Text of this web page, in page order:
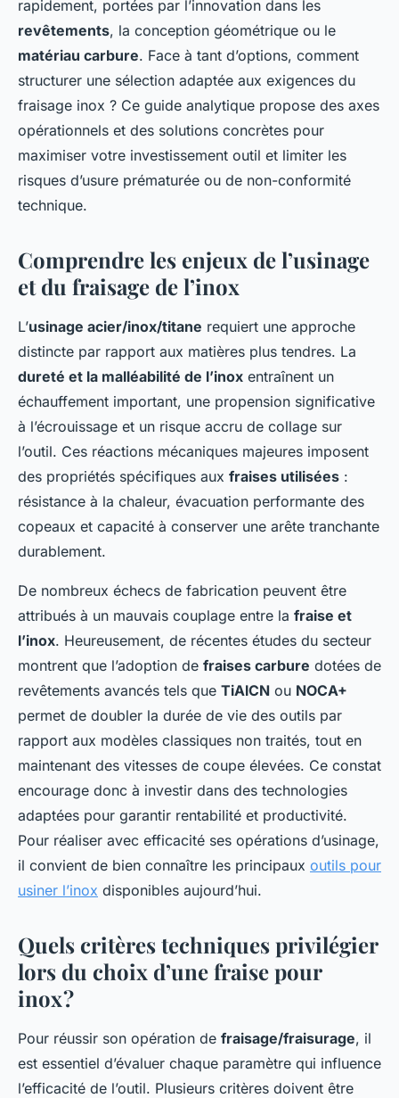
rapidement, portées par l’innovation dans les
revêtements, la conception géométrique ou le
matériau carbure. Face à tant d’options, comment
structurer une sélection adaptée aux exigences du
fraisage inox ? Ce guide analytique propose des axes
opérationnels et des solutions concrètes pour
maximiser votre investissement outil et limiter les
risques d’usure prématurée ou de non-conformité
technique.
Comprendre les enjeux de l’usinage
et du fraisage de l’inox
L’usinage acier/inox/titane requiert une approche
distincte par rapport aux matières plus tendres. La
dureté et la malléabilité de l’inox entraînent un
échauffement important, une propension significative
à l’écrouissage et un risque accru de collage sur
l’outil. Ces réactions mécaniques majeures imposent
des propriétés spécifiques aux fraises utilisées :
résistance à la chaleur, évacuation performante des
copeaux et capacité à conserver une arête tranchante
durablement.
De nombreux échecs de fabrication peuvent être
attribués à un mauvais couplage entre la fraise et
l’inox. Heureusement, de récentes études du secteur
montrent que l’adoption de fraises carbure dotées de
revêtements avancés tels que TiAlCN ou NOCA+
permet de doubler la durée de vie des outils par
rapport aux modèles classiques non traités, tout en
maintenant des vitesses de coupe élevées. Ce constat
encourage donc à investir dans des technologies
adaptées pour garantir rentabilité et productivité.
Pour réaliser avec efficacité ses opérations d’usinage,
il convient de bien connaître les principaux outils pour
usiner l’inox disponibles aujourd’hui.
Quels critères techniques privilégier
lors du choix d’une fraise pour
inox ?
Pour réussir son opération de fraisage/fraisurage, il
est essentiel d’évaluer chaque paramètre qui influence
l’efficacité de l’outil. Plusieurs critères doivent être